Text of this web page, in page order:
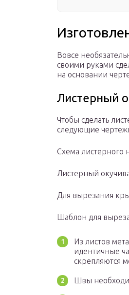
Вовсе
своими руками
на основании
Листерный
Чтобы сделать
следующие
Схема листерного
Листерный
Для вырезания
Шаблон для
Из листов
идентичные
скрепляются
Швы